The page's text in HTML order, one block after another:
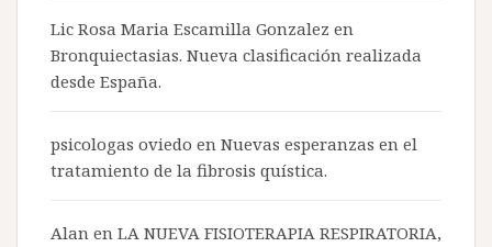
Lic Rosa Maria Escamilla Gonzalez en
Bronquiectasias. Nueva clasificación realizada
desde España.
psicologas oviedo en Nuevas esperanzas en el
tratamiento de la fibrosis quística.
Alan en LA NUEVA FISIOTERAPIA RESPIRATORIA,